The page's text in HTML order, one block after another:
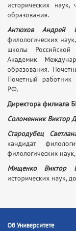
исторических наук,
образования.
Антюхов Андрей
филологических
школы
Академик
образования.
Почетный работник
РФ.
Директора филиала
Соломенник Виктор
Стародубец
кандидат
филологических
Мищенко Виктор
исторических наук,
Об Университете